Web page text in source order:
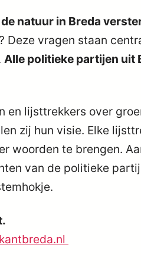
natuur in Breda
Deze vragen staan
Alle politieke partijen uit
en lijsttrekkers over
zij hun visie. Elke
woorden te brengen.
van de politieke